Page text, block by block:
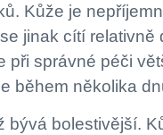
Kůže je
jinak cítí relativně
při správné péči
během několika
bývá bolestivější.